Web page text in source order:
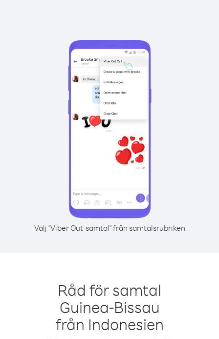
Välj "Viber Out-samtal" från samtalsrubriken
Råd för samtal
Guinea-Bissau
från Indonesien